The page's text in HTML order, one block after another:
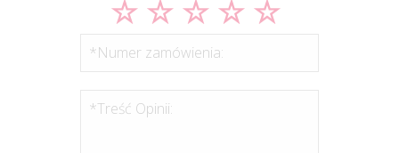
*Numer zamówienia:
*Treść Opinii: